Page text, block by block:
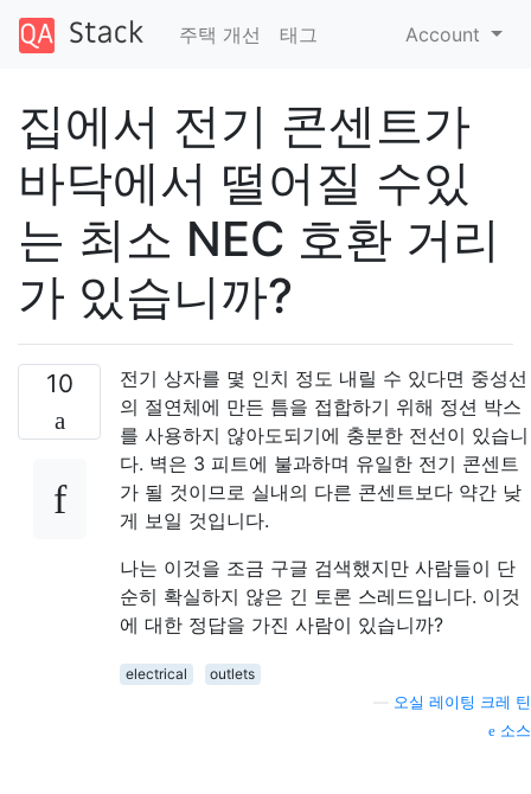
주택 개선 태그 Account
집에서 전기 콘센트가
바닥에서 떨어질 수있
는 최소 NEC 호환 거리
가 있습니까?
10
전기 상자를 몇 인치 정도 내릴 수 있다면 중성선
의 절연체에 만든 틈을 접합하기 위해 정션 박스
를 사용하지 않아도되기에 충분한 전선이 있습니
다. 벽은 3 피트에 불과하며 유일한 전기 콘센트
가 될 것이므로 실내의 다른 콘센트보다 약간 낮
게 보일 것입니다.
나는 이것을 조금 구글 검색했지만 사람들이 단
순히 확실하지 않은 긴 토론 스레드입니다. 이것
에 대한 정답을 가진 사람이 있습니까?
electrical
outlets
오실 레이팅 크레 틴
소스